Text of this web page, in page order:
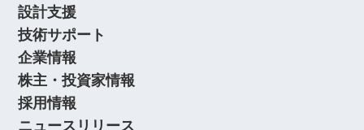
設計支援
技術サポート
企業情報
株主・投資家情報
採用情報
ニュースリリース